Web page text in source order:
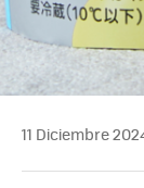
11 Diciembre